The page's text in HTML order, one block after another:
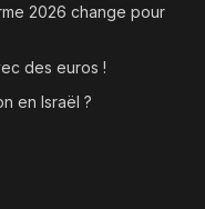
2026 change pour
des euros !
en Israël ?